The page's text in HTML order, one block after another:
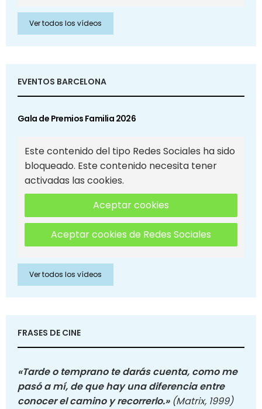
Ver todos los vídeos
EVENTOS BARCELONA
Gala de Premios Familia 2026
Este contenido del tipo Redes Sociales ha sido
bloqueado. Este contenido necesita tener
activadas las cookies.
Aceptar cookies
Aceptar cookies de Redes Sociales
Ver todos los vídeos
FRASES DE CINE
«Tarde o temprano te darás cuenta, como me
pasó a mí, de que hay una diferencia entre
conocer el camino y recorrerlo.» (Matrix, 1999)